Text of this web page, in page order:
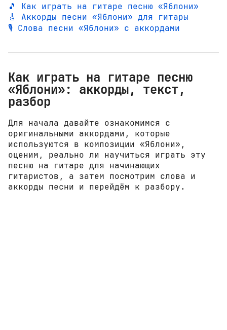
🎵 Как играть на гитаре песню «Яблони»
🎸 Аккорды песни «Яблони» для гитары
🎙️ Слова песни «Яблони» с аккордами
Как играть на гитаре песню
«Яблони»: аккорды, текст,
разбор
Для начала давайте ознакомимся с
оригинальными аккордами, которые
используются в композиции «Яблони»,
оценим, реально ли научиться играть эту
песню на гитаре для начинающих
гитаристов, а затем посмотрим слова и
аккорды песни и перейдём к разбору.